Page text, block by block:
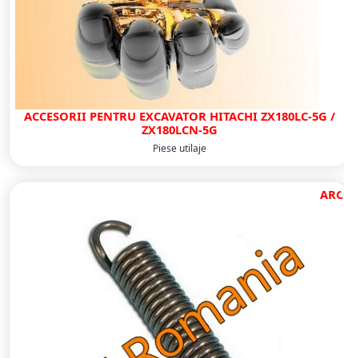
ACCESORII PENTRU EXCAVATOR HITACHI ZX180LC-5G /
ZX180LCN-5G
Piese utilaje
ARC